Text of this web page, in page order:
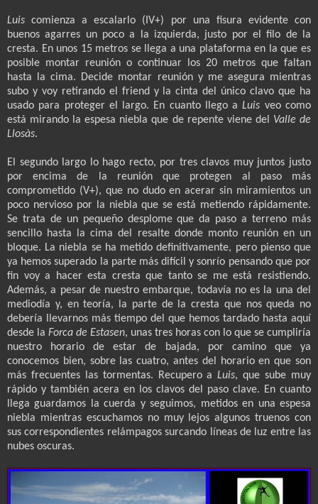
Luiscomienza a escalarlo (IV+) por una fisura evidente con
buenos agarres un poco a la izquierda, justo por el filo de la
cresta. En unos 15 metros se llega a una plataforma en la que es
posible montar reunión o continuar los 20 metros que faltan
hasta la cima. Decide montar reunión y me asegura mientras
subo y voy retirando el friend y la cinta del único clavo que ha
usado para proteger el largo. En cuanto llego aLuis veo como
está mirando la espesa niebla que de repente viene del Valle de
Llosàs.
El segundo largo lo hago recto, por tres clavos muy juntos justo
por encima de la reunión que protegen al paso más
comprometido (V+), que no dudo en acerar sin miramientos un
poco nervioso por la niebla que se está metiendo rápidamente.
Se trata de un pequeño desplome que da paso a terreno más
sencillo hasta la cima del resalte donde monto reunión en un
bloque. La niebla se ha metido definitivamente, pero pienso que
ya hemos superado la parte más difícil y sonrío pensando que por
fin voy a hacer esta cresta que tanto se me está resistiendo.
Además, a pesar de nuestro embarque, todavía no es la una del
mediodía y, en teoría, la parte de la cresta que nos queda no
debería llevarnos más tiempo del que hemos tardado hasta aquí
desde la Forca de Estasen, unas tres horas con lo que se cumpliría
nuestro horario de estar de bajada, por camino que ya
conocemos bien, sobre las cuatro, antes del horario en que son
más frecuentes las tormentas. Recupero aLuis, que sube muy
rápido y también acera en los clavos del paso clave. En cuanto
llega guardamos la cuerda y seguimos, metidos en una espesa
niebla mientras escuchamos no muy lejos algunos truenos con
sus correspondientes relámpagos surcando líneas de luz entre las
nubes oscuras.